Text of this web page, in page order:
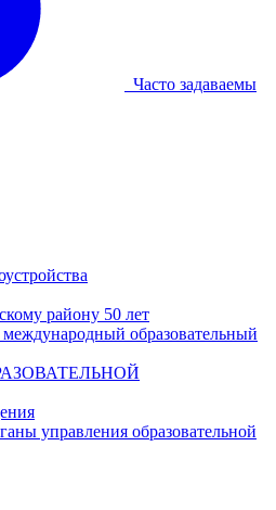
Часто задаваемы
району 50 лет
образовательный
управления образовательной